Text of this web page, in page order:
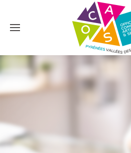
Accéder au contenu principal